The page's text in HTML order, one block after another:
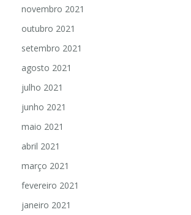
novembro 2021
outubro 2021
setembro 2021
agosto 2021
julho 2021
junho 2021
maio 2021
abril 2021
março 2021
fevereiro 2021
janeiro 2021